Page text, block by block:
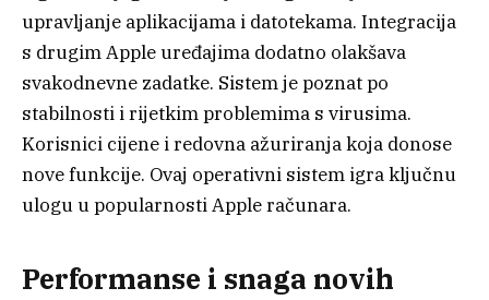
upravljanje aplikacijama i datotekama. Integracija
s drugim Apple uređajima dodatno olakšava
svakodnevne zadatke. Sistem je poznat po
stabilnosti i rijetkim problemima s virusima.
Korisnici cijene i redovna ažuriranja koja donose
nove funkcije. Ovaj operativni sistem igra ključnu
ulogu u popularnosti Apple računara.
Performanse i snaga novih